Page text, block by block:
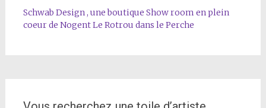
Schwab Design , une boutique Show room en plein
coeur de Nogent Le Rotrou dans le Perche